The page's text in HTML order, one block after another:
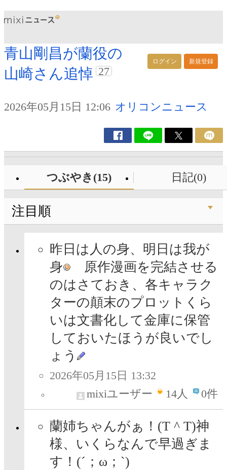
ログイン 新規登録
青山剛昌が蘭役の
山崎さん追悼 27
2026年05月15日 12:06 オリコンニュース
つぶやき(15) 日記(0)
注目順
昨日は人の身、明日は我が
身
原作漫画を完結させる
のはさておき、各キャラク
ターの顛末のプロットくら
いは文書化して金庫に保管
しておいたほうが良いでし
ょう
2026年05月15日 13:32
mixiユーザー
14人 0件
蘭姉ちゃんがぁ！(T ^ T)神
様、いくらなんで早過ぎま
す！(´；ω；`)